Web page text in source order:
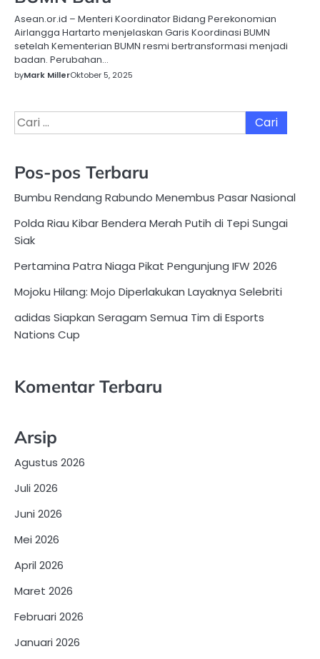
Asean.or.id – Menteri Koordinator Bidang Perekonomian
Airlangga Hartarto menjelaskan Garis Koordinasi BUMN
setelah Kementerian BUMN resmi bertransformasi menjadi
badan. Perubahan…
byMark MillerOktober 5, 2025
Cari
untuk:
Pos-pos Terbaru
Bumbu Rendang Rabundo Menembus Pasar Nasional
Polda Riau Kibar Bendera Merah Putih di Tepi Sungai
Siak
Pertamina Patra Niaga Pikat Pengunjung IFW 2026
Mojoku Hilang: Mojo Diperlakukan Layaknya Selebriti
adidas Siapkan Seragam Semua Tim di Esports
Nations Cup
Komentar Terbaru
Arsip
Agustus 2026
Juli 2026
Juni 2026
Mei 2026
April 2026
Maret 2026
Februari 2026
Januari 2026